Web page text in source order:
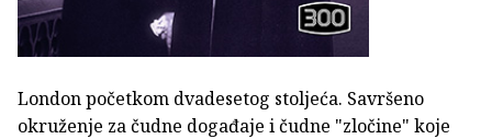
London početkom dvadesetog stoljeća. Savršeno
okruženje za čudne događaje i čudne "zločine" koje